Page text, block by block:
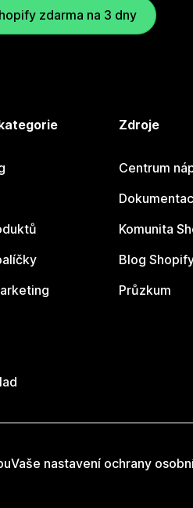
zdarma na 3 dny
Zdroje
Centrum
Komunita
Blog
Průzkum
Vaše nastavení ochrany